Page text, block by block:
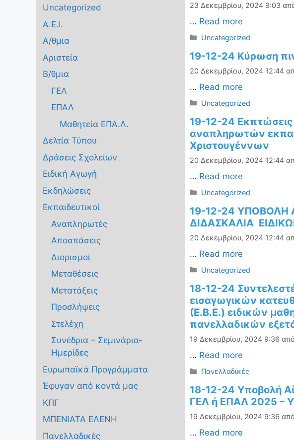
23 Δεκεμβρίου, 2024 9:03
… Read more
Κατηγορίες
Uncategorized
19-12-24 Κύρωση
20 Δεκεμβρίου, 2024 12:44
… Read more
Κατηγορίες
Uncategorized
19-12-24 Εκπτώσεις
αναπληρωτών
Χριστουγέννων
20 Δεκεμβρίου, 2024 12:44
… Read more
Κατηγορίες
Uncategorized
19-12-24 ΥΠΟΒΟΛΗ
ΔΙΔΑΣΚΑΛΙΑ
20 Δεκεμβρίου, 2024 12:44
… Read more
Κατηγορίες
Uncategorized
18-12-24
εισαγωγικών
(Ε.Β.Ε.) ειδικών
πανελλαδικών
19 Δεκεμβρίου, 2024 9:36 από
… Read more
Κατηγορίες
Πανελλαδικές
18-12-24 Υποβολή
ΓΕΛ ή ΕΠΑΛ 2025 –
19 Δεκεμβρίου, 2024 9:36 από
… Read more
Uncategorized
Α.Ε.Ι.
Α/θμια
Αριστεία
Β/θμια
ΓΕΛ
ΕΠΑΛ
Μαθητεία ΕΠΑ.Λ.
Δελτία Τύπου
Δράσεις Σχολείων
Ειδική Αγωγή
Εκδηλώσεις
Εκπαιδευτικοί
Αναπληρωτές
Αποσπάσεις
Διορισμοί
Μεταθέσεις
Μετατάξεις
Προσλήψεις
Στελέχη
Συνέδρια – Σεμινάρια-
Ημερίδες
Ευρωπαϊκά Προγράμματα
Έφυγαν από κοντά μας
ΚΠΓ
ΜΠΕΝΙΑΤΑ ΕΛΕΝΗ
Πανελλαδικές